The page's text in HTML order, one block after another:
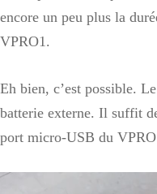
encore un peu plus la
VPRO1.
Eh bien, c’est possible.
batterie externe. Il suffit
port micro-USB du